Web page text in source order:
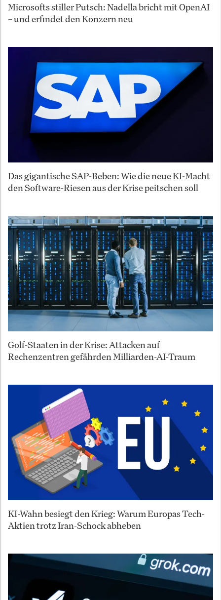
Microsofts stiller Putsch: Nadella bricht mit OpenAI
– und erfindet den Konzern neu
Das gigantische SAP-Beben: Wie die neue KI-Macht
den Software-Riesen aus der Krise peitschen soll
Golf-Staaten in der Krise: Attacken auf
Rechenzentren gefährden Milliarden-AI-Traum
KI-Wahn besiegt den Krieg: Warum Europas Tech-
Aktien trotz Iran-Schock abheben